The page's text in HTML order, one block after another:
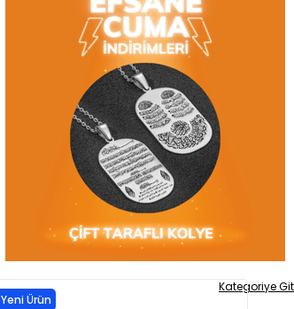
Yeni Ürün
Kategoriye Git